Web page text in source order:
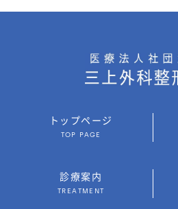
トップページ
TOP PAGE
診療案内
TREATMENT